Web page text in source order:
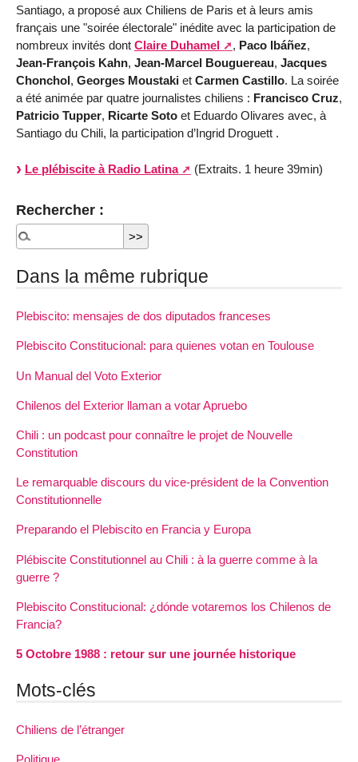
Santiago, a proposé aux Chiliens de Paris et à leurs amis
français une "soirée électorale" inédite avec la participation de
nombreux invités dont Claire Duhamel , Paco Ibáñez,
Jean-François Kahn, Jean-Marcel Bouguereau, Jacques
Chonchol, Georges Moustaki et Carmen Castillo. La soirée
a été animée par quatre journalistes chiliens : Francisco Cruz,
Patricio Tupper, Ricarte Soto et Eduardo Olivares avec, à
Santiago du Chili, la participation d’Ingrid Droguett .
Le plébiscite à Radio Latina (Extraits. 1 heure 39min)
Rechercher :
Dans la même rubrique
Plebiscito: mensajes de dos diputados franceses
Plebiscito Constitucional: para quienes votan en Toulouse
Un Manual del Voto Exterior
Chilenos del Exterior llaman a votar Apruebo
Chili : un podcast pour connaître le projet de Nouvelle
Constitution
Le remarquable discours du vice-président de la Convention
Constitutionnelle
Preparando el Plebiscito en Francia y Europa
Plébiscite Constitutionnel au Chili : à la guerre comme à la
guerre ?
Plebiscito Constitucional: ¿dónde votaremos los Chilenos de
Francia?
5 Octobre 1988 : retour sur une journée historique
Mots-clés
Chiliens de l’étranger
Politique